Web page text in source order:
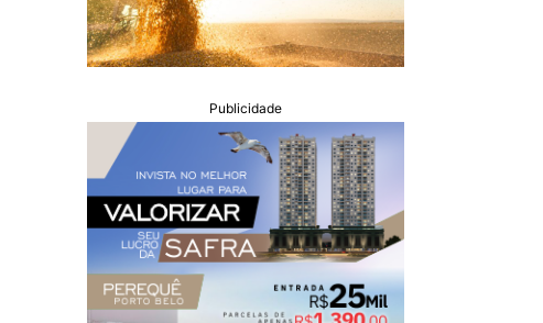
Publicidade